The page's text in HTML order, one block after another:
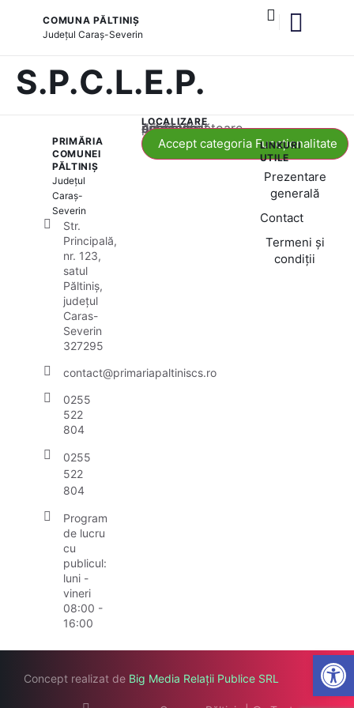
COMUNA PĂLTINIȘ
JudețulCaraș-Severin
S.P.C.L.E.P.
PRIMĂRIA
COMUNEI
PĂLTINIȘ
Județul
Caraș-
Severin
Str.
Principală,
nr. 123,
satul
Păltiniș,
județul
Caras-
Severin
327295
contact@primariapaltiniscs.ro
0255
522
804
0255
522
804
Program
de lucru
cu
publicul:
luni -
vineri
08:00 -
16:00
LOCALIZARE
Acest conținut este blocat până când acceptați categoria corespunzătoare de cookie-uri.
Accept categoria Funcționalitate
LINKURI
UTILE
Prezentare
generală
Contact
Termeni și
condiții
Concept realizat de Big Media Relații Publice SRL